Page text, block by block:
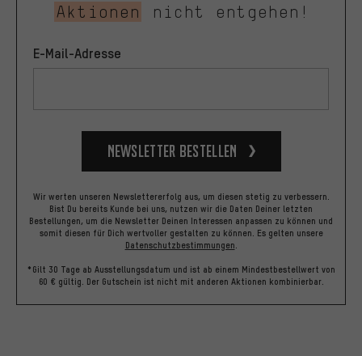
Aktionen
nicht entgehen!
E-Mail-Adresse
Newsletter bestellen
Wir werten unseren Newslettererfolg aus, um diesen stetig zu verbessern.
Bist Du bereits Kunde bei uns, nutzen wir die Daten Deiner letzten
Bestellungen, um die Newsletter Deinen Interessen anpassen zu können und
somit diesen für Dich wertvoller gestalten zu können. Es gelten unsere
Datenschutzbestimmungen.
*Gilt 30 Tage ab Ausstellungsdatum und ist ab einem Mindestbestellwert von
60 € gültig. Der Gutschein ist nicht mit anderen Aktionen kombinierbar.